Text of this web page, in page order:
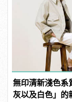
無印清新淺色系
灰以及白色」的